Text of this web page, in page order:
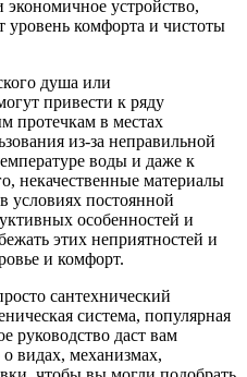
устройство,
уровень комфорта и чистоты
душа или
привести к ряду
протечкам в местах
из-за неправильной
воды и даже к
некачественные материалы
условиях постоянной
особенностей и
этих неприятностей и
и комфорт.
сантехнический
система, популярная
руководство даст вам
видах, механизмах,